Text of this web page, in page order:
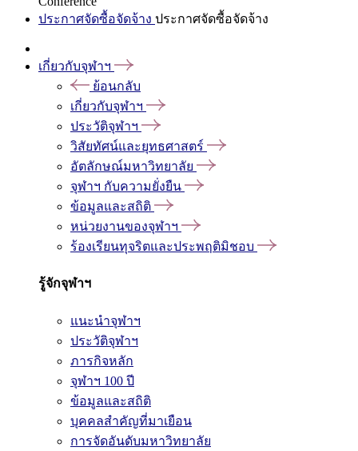
ประกาศจัดซื้อจัดจ้าง ประกาศจัดซื้อจัดจ้าง
เกี่ยวกับจุฬาฯ
ย้อนกลับ
เกี่ยวกับจุฬาฯ
ประวัติจุฬาฯ
วิสัยทัศน์และยุทธศาสตร์
อัตลักษณ์มหาวิทยาลัย
จุฬาฯ กับความยั่งยืน
ข้อมูลและสถิติ
หน่วยงานของจุฬาฯ
ร้องเรียนทุจริตและประพฤติมิชอบ
รู้จักจุฬาฯ
แนะนำจุฬาฯ
ประวัติจุฬาฯ
ภารกิจหลัก
จุฬาฯ 100 ปี
ข้อมูลและสถิติ
บุคคลสำคัญที่มาเยือน
การจัดอันดับมหาวิทยาลัย